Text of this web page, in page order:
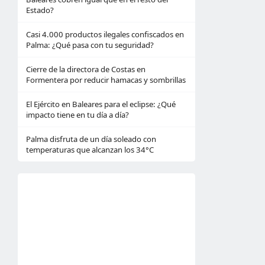
Estado?
Casi 4.000 productos ilegales confiscados en
Palma: ¿Qué pasa con tu seguridad?
Cierre de la directora de Costas en
Formentera por reducir hamacas y sombrillas
El Ejército en Baleares para el eclipse: ¿Qué
impacto tiene en tu día a día?
Palma disfruta de un día soleado con
temperaturas que alcanzan los 34°C